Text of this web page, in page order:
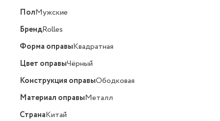
ПолМужские
БрендRolles
Форма оправыКвадратная
Цвет оправыЧёрный
Конструкция оправыОбодковая
Материал оправыМеталл
СтранаКитай